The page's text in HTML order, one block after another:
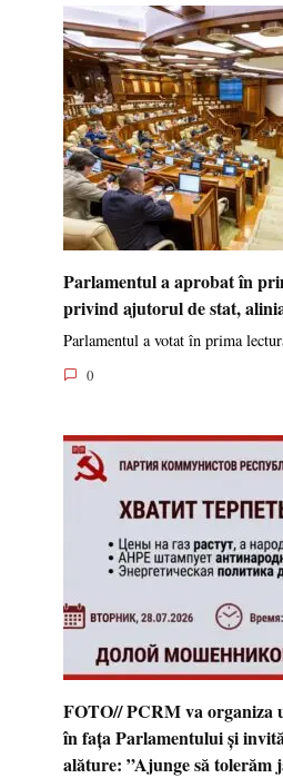
Parlamentul a aprobat în
privind ajutorul de stat,
Parlamentul a votat în prima
0
FOTO// PCRM va organiza
în fața Parlamentului și
alăture: ”Ajunge să tolerăm